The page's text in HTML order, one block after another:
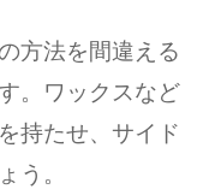
方法を間違える
。ワックスなど
持たせ、サイド
う。